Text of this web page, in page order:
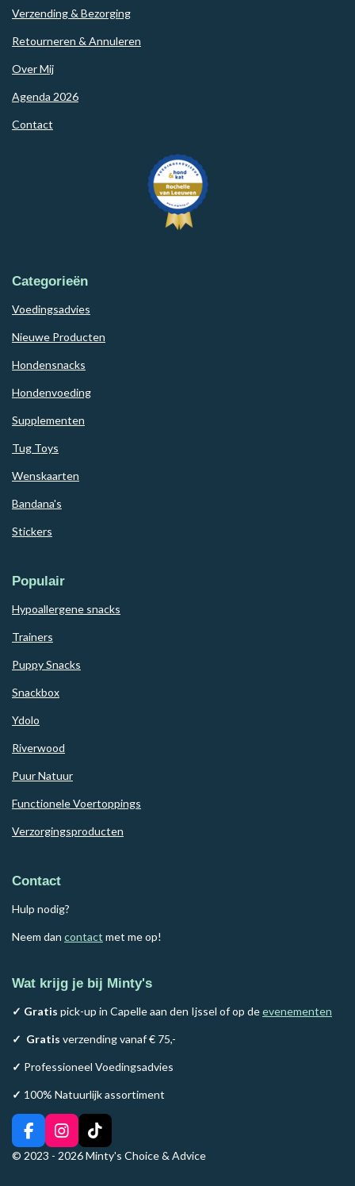
Verzending & Bezorging
Retourneren & Annuleren
Over Mij
Agenda 2026
Contact
Categorieën
Voedingsadvies
Nieuwe Producten
Hondensnacks
Hondenvoeding
Supplementen
Tug Toys
Wenskaarten
Bandana's
Stickers
Populair
Hypoallergene snacks
Trainers
Puppy Snacks
Snackbox
Ydolo
Riverwood
Puur Natuur
Functionele Voertoppings
Verzorgingsproducten
Contact
Hulp nodig?
Neem dan contact met me op!
Wat krijg je bij Minty's
✓ Gratis pick-up in Capelle aan den Ijssel of op deevenementen
✓ Gratis verzending vanaf € 75,-
✓ Professioneel Voedingsadvies
✓ 100% Natuurlijk assortiment
F
a
I
n
T
i
© 2023 - 2026 Minty's Choice & Advice